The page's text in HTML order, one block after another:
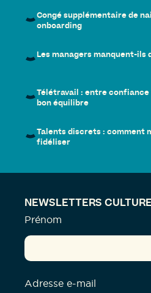
Congé supplémentaire de
onboarding
Les managers manquent-ils
Télétravail : entre
bon équilibre
Talents discrets : comment
fidéliser
NEWSLETTERS
Prénom
Adresse e-mail